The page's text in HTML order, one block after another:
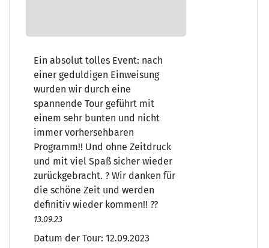
Ein absolut tolles Event: nach
einer geduldigen Einweisung
wurden wir durch eine
spannende Tour geführt mit
einem sehr bunten und nicht
immer vorhersehbaren
Programm!! Und ohne Zeitdruck
und mit viel Spaß sicher wieder
zurückgebracht. ? Wir danken für
die schöne Zeit und werden
definitiv wieder kommen!! ??
13.09.23
Datum der Tour: 12.09.2023